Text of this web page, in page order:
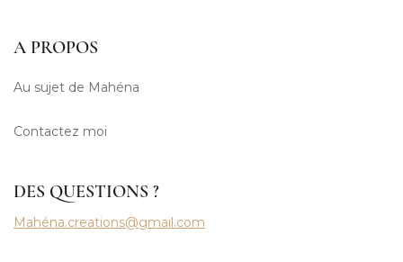
A PROPOS
Au sujet de Mahéna
Contactez moi
DES QUESTIONS ?
Mahéna.creations@gmail.com